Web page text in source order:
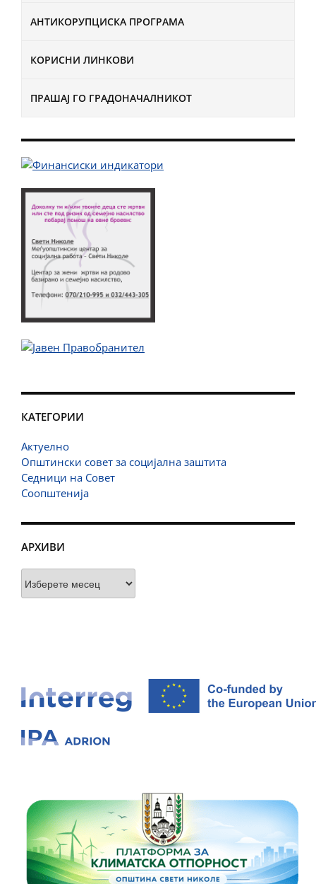
АНТИКОРУПЦИСКА ПРОГРАМА
КОРИСНИ ЛИНКОВИ
ПРАШАЈ ГО ГРАДОНАЧАЛНИКОТ
КАТЕГОРИИ
Актуелно
Општински совет за социјална заштита
Седници на Совет
Соопштенија
АРХИВИ